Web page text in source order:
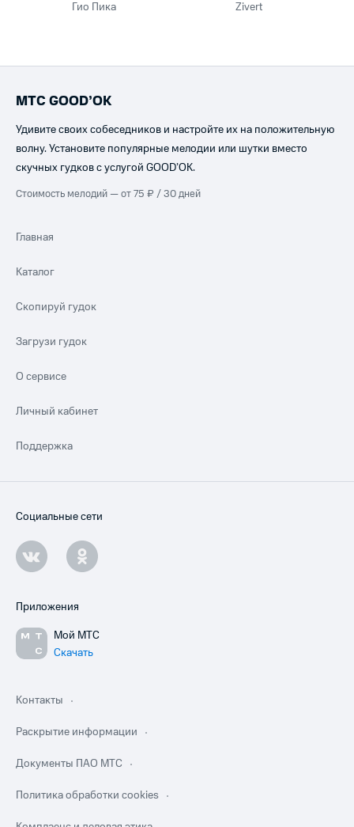
Гио Пика Zivert
МТС GOOD’OK
Удивите своих собеседников и настройте их на положительную
волну. Установите популярные мелодии или шутки вместо
скучных гудков с услугой GOOD’OK.
Стоимость мелодий — от 75 ₽ / 30 дней
Главная
Каталог
Скопируй гудок
Загрузи гудок
О сервисе
Личный кабинет
Поддержка
Социальные сети
Приложения
Мой МТС
Скачать
Контакты
Раскрытие информации
Документы ПАО МТС
Политика обработки cookies